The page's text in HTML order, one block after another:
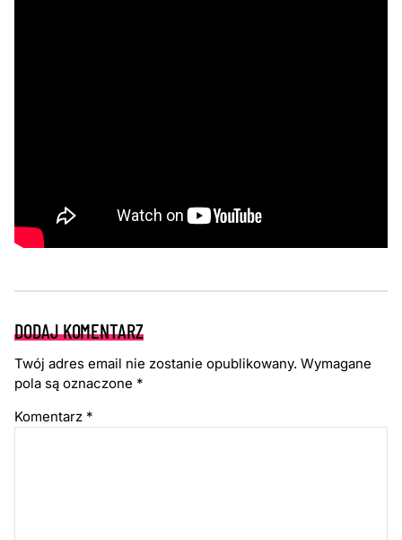
DODAJ KOMENTARZ
Twój adres email nie zostanie opublikowany. Wymagane
pola są oznaczone *
Komentarz *